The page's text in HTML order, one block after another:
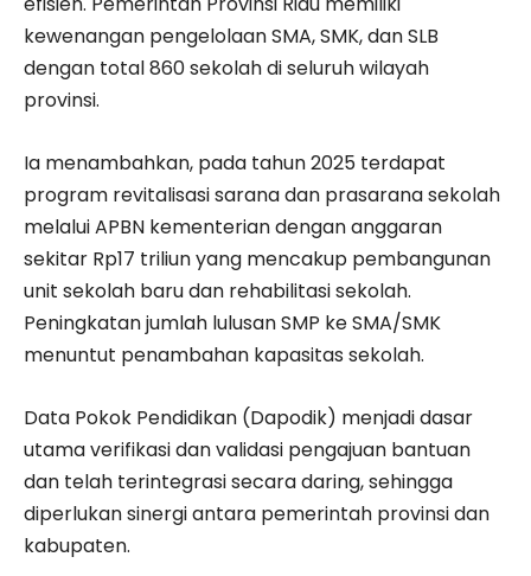
kewenangan pengelolaan SMA, SMK, dan SLB
dengan total 860 sekolah di seluruh wilayah
provinsi.
Ia menambahkan, pada tahun 2025 terdapat
program revitalisasi sarana dan prasarana sekolah
melalui APBN kementerian dengan anggaran
sekitar Rp17 triliun yang mencakup pembangunan
unit sekolah baru dan rehabilitasi sekolah.
Peningkatan jumlah lulusan SMP ke SMA/SMK
menuntut penambahan kapasitas sekolah.
Data Pokok Pendidikan (Dapodik) menjadi dasar
utama verifikasi dan validasi pengajuan bantuan
dan telah terintegrasi secara daring, sehingga
diperlukan sinergi antara pemerintah provinsi dan
kabupaten.